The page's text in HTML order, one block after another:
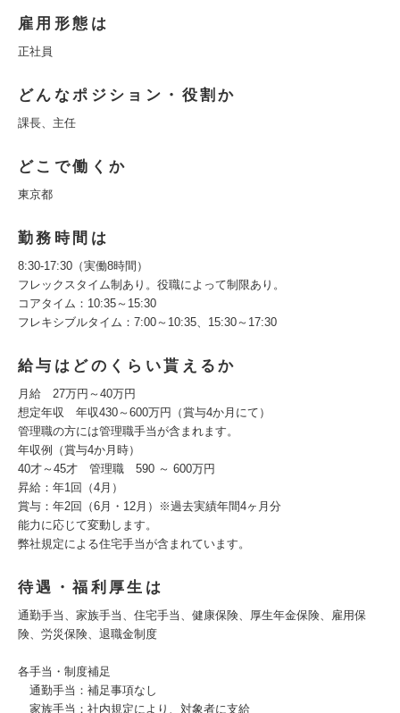
雇用形態は
正社員
どんなポジション・役割か
課長、主任
どこで働くか
東京都
勤務時間は
8:30-17:30（実働8時間）
フレックスタイム制あり。役職によって制限あり。
コアタイム：10:35～15:30
フレキシブルタイム：7:00～10:35、15:30～17:30
給与はどのくらい貰えるか
月給 27万円～40万円
想定年収 年収430～600万円（賞与4か月にて）
管理職の方には管理職手当が含まれます。
年収例（賞与4か月時）
40才～45才 管理職 590 ～ 600万円
昇給：年1回（4月）
賞与：年2回（6月・12月）※過去実績年間4ヶ月分
能力に応じて変動します。
弊社規定による住宅手当が含まれています。
待遇・福利厚生は
通勤手当、家族手当、住宅手当、健康保険、厚生年金保険、雇用保
険、労災保険、退職金制度
各手当・制度補足
通勤手当：補足事項なし
家族手当：社内規定により、対象者に支給